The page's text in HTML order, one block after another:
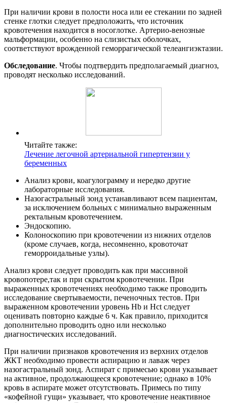
При наличии крови в полости носа или ее стекании по задней
стенке глотки следует предположить, что источник
кровотечения находится в носоглотке. Артерио-венозные
мальформации, особенно на слизистых оболочках,
соответствуют врожденной геморрагической телеангиэктазии.
Обследование. Чтобы подтвердить предполагаемый диагноз,
проводят несколько исследований.
Читайте также:
Лечение легочной артериальной гипертензии у
беременных
Анализ крови, коагулограмму и нередко другие
лабораторные исследования.
Назогастральный зонд устанавливают всем пациентам,
за исключением больных с минимально выраженным
ректальным кровотечением.
Эндоскопию.
Колоноскопию при кровотечении из нижних отделов
(кроме случаев, когда, несомненно, кровоточат
геморроидальные узлы).
Анализ крови следует проводить как при массивной
кровопотере,так и при скрытом кровотечении. При
выраженных кровотечениях необходимо также проводить
исследование свертываемости, печеночных тестов. При
выраженном кровотечении уровень Нb и Hct следует
оценивать повторно каждые 6 ч. Как правило, приходится
дополнительно проводить одно или несколько
диагностических исследований.
При наличии признаков кровотечения из верхних отделов
ЖКТ необходимо провести аспирацию и лаваж через
назогастральный зонд. Аспират с примесью крови указывает
на активное, продолжающееся кровотечение; однако в 10%
кровь в аспирате может отсутствовать. Примесь по типу
«кофейной гущи» указывает, что кровотечение неактивное